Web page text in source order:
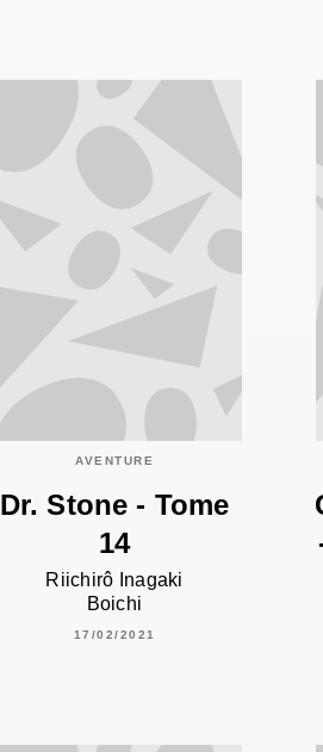
AVENTURE
Dr. Stone - Tome
14
Riichirô Inagaki
Boichi
17/02/2021